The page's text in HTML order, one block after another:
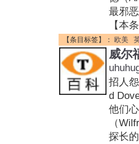
最邪
【本
【条目标签】： 欧美
威尔
招人
d
他们
（
探长